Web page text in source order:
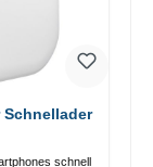
Schnellader
schnell